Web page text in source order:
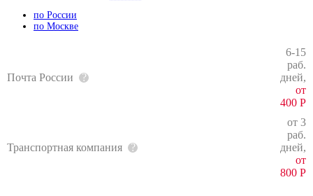
по России
по Москве
Почта России
6-15
раб.
дней,
от
400 Р
Транспортная компания
от 3
раб.
дней,
от
800 Р